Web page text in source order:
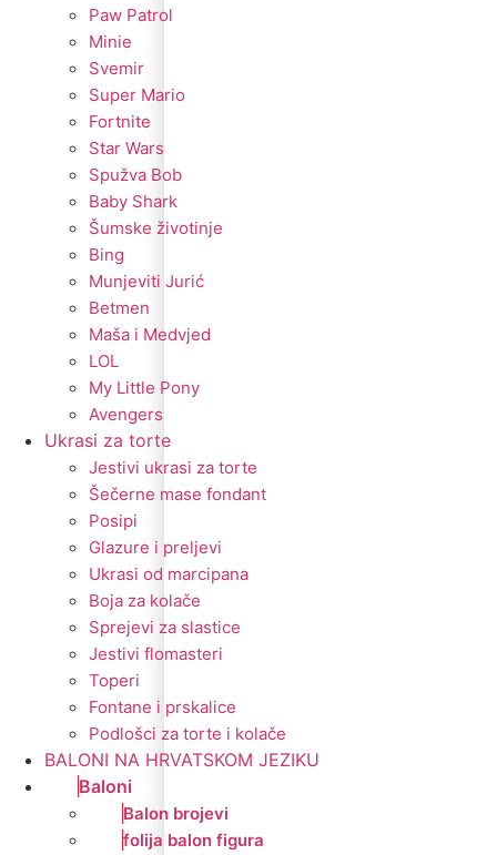
Paw Patrol
Minie
Svemir
Super Mario
Fortnite
Star Wars
Spužva Bob
Baby Shark
Šumske životinje
Bing
Munjeviti Jurić
Betmen
Maša i Medvjed
LOL
My Little Pony
Avengers
Ukrasi za torte
Jestivi ukrasi za torte
Šečerne mase fondant
Posipi
Glazure i preljevi
Ukrasi od marcipana
Boja za kolače
Sprejevi za slastice
Jestivi flomasteri
Toperi
Fontane i prskalice
Podlošci za torte i kolače
BALONI NA HRVATSKOM JEZIKU
Baloni
Balon brojevi
folija balon figura